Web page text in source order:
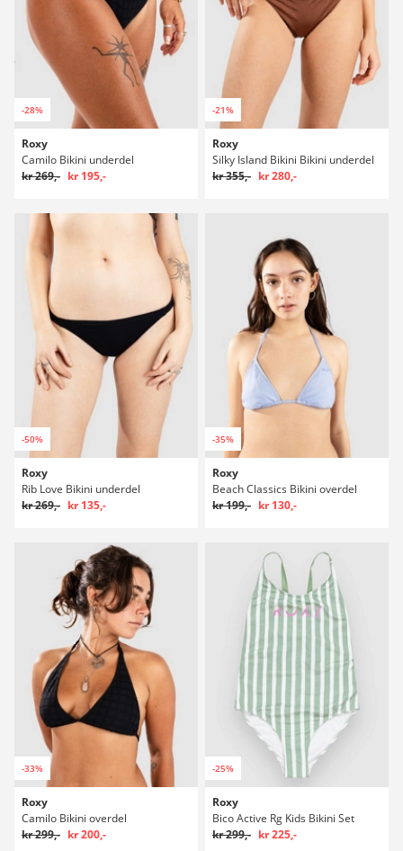
-28%
Roxy
Camilo Bikini underdel
kr 269,- kr 195,-
-21%
Roxy
Silky Island Bikini Bikini underdel
kr 355,- kr 280,-
-50%
Roxy
Rib Love Bikini underdel
kr 269,- kr 135,-
-35%
Roxy
Beach Classics Bikini overdel
kr 199,- kr 130,-
-33%
Roxy
Camilo Bikini overdel
kr 299,- kr 200,-
-25%
Roxy
Bico Active Rg Kids Bikini Set
kr 299,- kr 225,-